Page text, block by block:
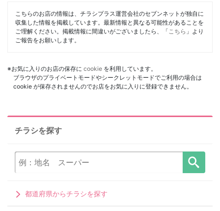
こちらのお店の情報は、チラシプラス運営会社のセブンネットが独自に
収集した情報を掲載しています。最新情報と異なる可能性があることを
ご理解ください。掲載情報に間違いがございましたら、「 こちら 」より
ご報告をお願いします。
※お気に入りのお店の保存に cookie を利用しています。
ブラウザのプライベートモードやシークレットモードでご利用の場合は
cookie が保存されませんのでお店をお気に入りに登録できません。
チラシを探す
都道府県からチラシを探す